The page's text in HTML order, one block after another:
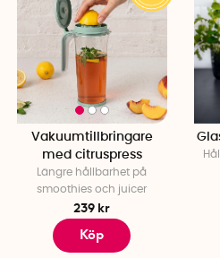
Vakuumtillbringare
med citruspress
Längre hållbarhet på
smoothies och juicer
239 kr
Köp